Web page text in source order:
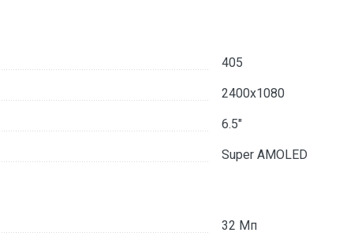
405
2400x1080
6.5"
Super AMOLED
32 Мп